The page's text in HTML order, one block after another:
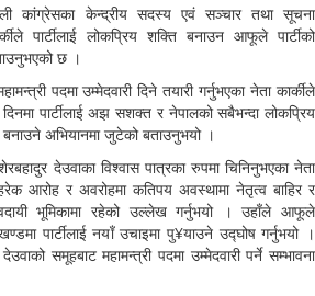
कांग्रेसका केन्द्रीय सदस्य एवं सञ्चार तथा सूचना
पार्टीलाई लोकप्रिय शक्ति बनाउन आफूले पार्टीको
छ ।
पदमा उम्मेदवारी दिने तयारी गर्नुभएका नेता कार्कीले
दिनमा पार्टीलाई अझ सशक्त र नेपालको सबैभन्दा लोकप्रिय
अभियानमा जुटेको बताउनुभयो ।
देउवाका विश्वास पात्रका रुपमा चिनिनुभएका नेता
आरोह र अवरोहमा कतिपय अवस्थामा नेतृत्व बाहिर र
भूमिकामा रहेको उल्लेख गर्नुभयो । उहाँले आफूले
पार्टीलाई नयाँ उचाइमा पु¥याउने उद्घोष गर्नुभयो ।
समूहबाट महामन्त्री पदमा उम्मेदवारी पर्ने सम्भावना